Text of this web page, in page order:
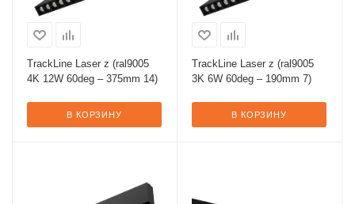
TrackLine Laser z (ral9005
4K 12W 60deg – 375mm 14)
В КОРЗИНУ
TrackLine Laser z (ral9005
3K 6W 60deg – 190mm 7)
В КОРЗИНУ